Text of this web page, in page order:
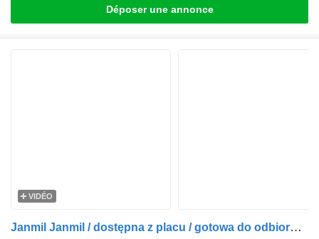
Déposer une annonce
VIDÉO
Janmil Janmil / dostępna z placu / gotowa do odbioru/ ocynkowana ogniow